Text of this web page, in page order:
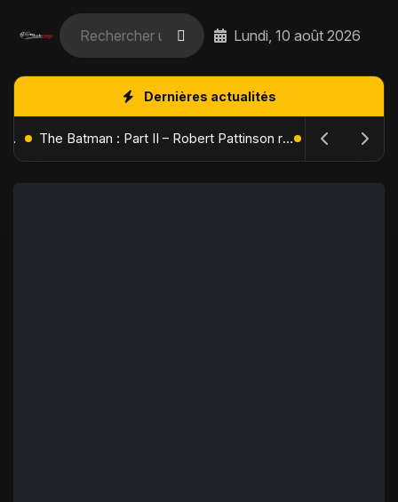
Lundi, 10 août 2026
Dernières actualités
L'Âge de Glace : Le Réveil du Volcan – Manny, Sid et Diego de retour pour une aventure explosive The Batman : Part II – Robert Pattinson replonge dans les ténèbres de Gotham dès octobre 2027